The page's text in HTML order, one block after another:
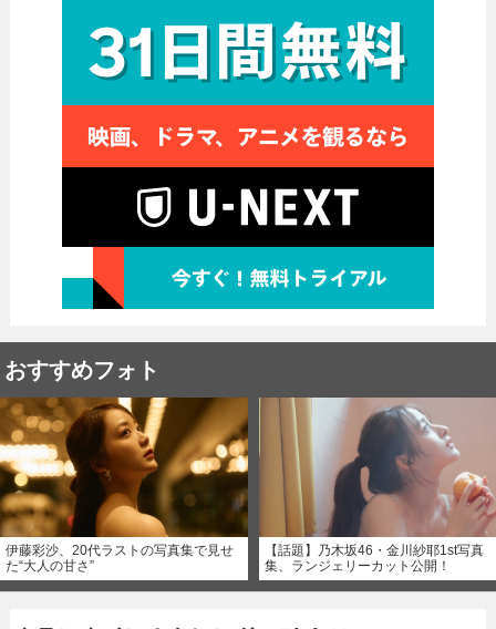
おすすめフォト
伊藤彩沙、20代ラストの写真集で見せ
た“大人の甘さ”
【話題】乃木坂46・金川紗耶1st写真
集、ランジェリーカット公開！